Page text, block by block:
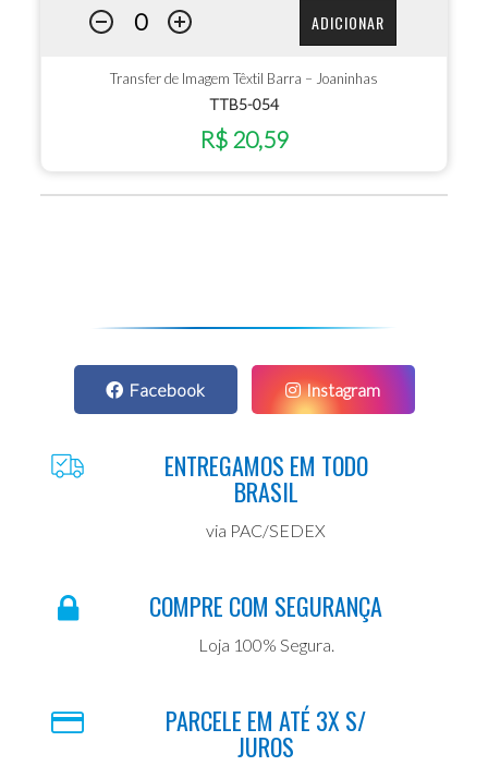
ADICIONAR
Transfer de Imagem Têxtil Barra – Joaninhas
TTB5-054
R$ 20,59
Facebook Instagram
ENTREGAMOS EM TODO
BRASIL
via PAC/SEDEX
COMPRE COM SEGURANÇA
Loja 100% Segura.
PARCELE EM ATÉ 3X S/
JUROS